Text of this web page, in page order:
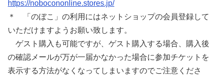
https://nobocononline.stores.jp/
＊ 「のぼこ」の利用にはネットショップの会員登録して
いただけますようお願い致します。
ゲスト購入も可能ですが、ゲスト購入する場合、購入後
の確認メールが万が一届かなかった場合に参加チケットを
表示する方法がなくなってしまいますのでご注意くださ